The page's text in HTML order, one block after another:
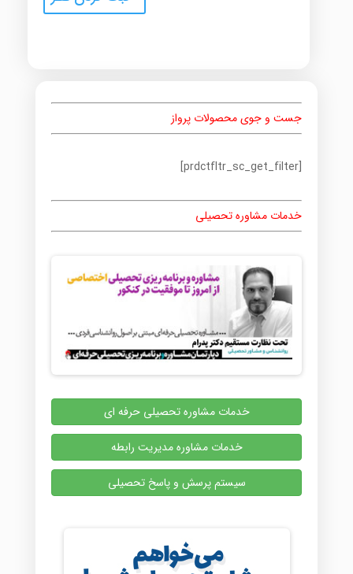
جست و جوی محصولات پرواز
[prdctfltr_sc_get_filter]
خدمات مشاوره تحصیلی
خدمات مشاوره تحصیلی حرفه ای
خدمات مشاوره مدیریت رابطه
سیستم پرسش و پاسخ تحصیلی